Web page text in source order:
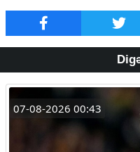
07-08-2026 00:43